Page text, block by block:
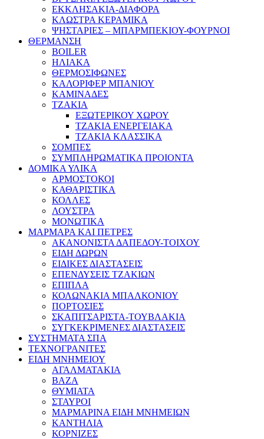
ΕΚΚΛΗΣΑΚΙΑ-ΔΙΑΦΟΡΑ
ΚΛΩΣΤΡΑ ΚΕΡΑΜΙΚΑ
ΨΗΣΤΑΡΙΕΣ – ΜΠΑΡΜΠΕΚΙΟΥ-ΦΟΥΡΝΟΙ
ΘΕΡΜΑΝΣΗ
BOILER
ΗΛΙΑΚΑ
ΘΕΡΜΟΣΙΦΩΝΕΣ
ΚΑΛΟΡΙΦΕΡ ΜΠΑΝΙΟΥ
ΚΑΜΙΝΑΔΕΣ
ΤΖΑΚΙΑ
ΕΞΩΤΕΡΙΚΟΥ ΧΩΡΟΥ
ΤΖΑΚΙΑ ΕΝΕΡΓΕΙΑΚΑ
ΤΖΑΚΙΑ ΚΛΑΣΣΙΚΑ
ΣΟΜΠΕΣ
ΣΥΜΠΛΗΡΩΜΑΤΙΚΑ ΠΡΟΙΟΝΤΑ
ΔΟΜΙΚΑ ΥΛΙΚΑ
ΑΡΜΟΣΤΟΚΟΙ
ΚΑΘΑΡΙΣΤΙΚΑ
ΚΟΛΛΕΣ
ΛΟΥΣΤΡΑ
ΜΟΝΩΤΙΚΑ
ΜΑΡΜΑΡΑ ΚΑΙ ΠΕΤΡΕΣ
ΑΚΑΝΟΝΙΣΤΑ ΔΑΠΕΔΟΥ-ΤΟΙΧΟΥ
ΕΙΔΗ ΔΩΡΩΝ
ΕΙΔΙΚΕΣ ΔΙΑΣΤΑΣΕΙΣ
ΕΠΕΝΔΥΣΕΙΣ ΤΖΑΚΙΩΝ
ΕΠΙΠΛΑ
ΚΟΛΩΝΑΚΙΑ ΜΠΑΛΚΟΝΙΟΥ
ΠΟΡΤΟΣΙΕΣ
ΣΚΑΠΙΤΣΑΡΙΣΤΑ-ΤΟΥΒΛΑΚΙΑ
ΣΥΓΚΕΚΡΙΜΕΝΕΣ ΔΙΑΣΤΑΣΕΙΣ
ΣΥΣΤΗΜΑΤΑ ΣΠΑ
ΤΕΧΝΟΓΡΑΝΙΤΕΣ
ΕΙΔΗ ΜΝΗΜΕΙΟΥ
ΑΓΑΛΜΑΤΑΚΙΑ
ΒΑΖΑ
ΘΥΜΙΑΤΑ
ΣΤΑΥΡΟΙ
ΜΑΡΜΑΡΙΝΑ ΕΙΔΗ ΜΝΗΜΕΙΩΝ
ΚΑΝΤΗΛΙΑ
ΚΟΡΝΙΖΕΣ